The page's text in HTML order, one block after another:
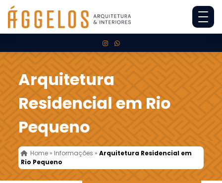
Arquitetura
Residencial em Rio
Pequeno
Home » Informações »Arquitetura Residencial em
Rio Pequeno